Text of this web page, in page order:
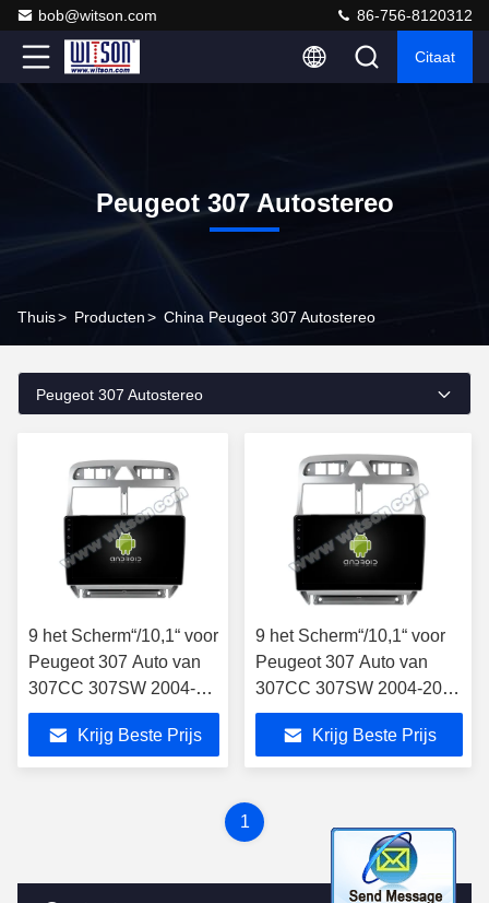
bob@witson.com 86-756-8120312
Citaat
Peugeot 307 Autostereo
Thuis> Producten> China Peugeot 307 Autostereo
Peugeot 307 Autostereo
9 het Scherm“/10,1“ voor
Peugeot 307 Auto van
307CC 307SW 2004-
2013 de Stereo-
installatie Van
verschillende media
Krijg Beste Prijs
9 het Scherm“/10,1“ voor
Peugeot 307 Auto van
307CC 307SW 2004-2013
de Stereo-installatie Van
verschillende media
Krijg Beste Prijs
1